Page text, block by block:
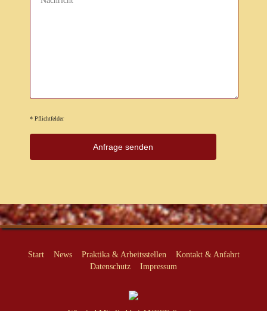
* Pflichtfelder
Start News Praktika & Arbeitsstellen
Kontakt & Anfahrt
Datenschutz
Impressum